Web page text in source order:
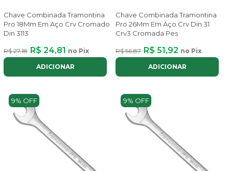
Chave Combinada Tramontina
Pro 18Mm Em Aço Crv Cromado
Din 3113
R$ 27,18 R$ 24,81 no Pix
ADICIONAR
Chave Combinada Tramontina
Pro 26Mm Em Aço Crv Din 31
Crv3 Cromada Pes
R$ 56,87 R$ 51,92 no Pix
ADICIONAR
9% OFF 9% OFF